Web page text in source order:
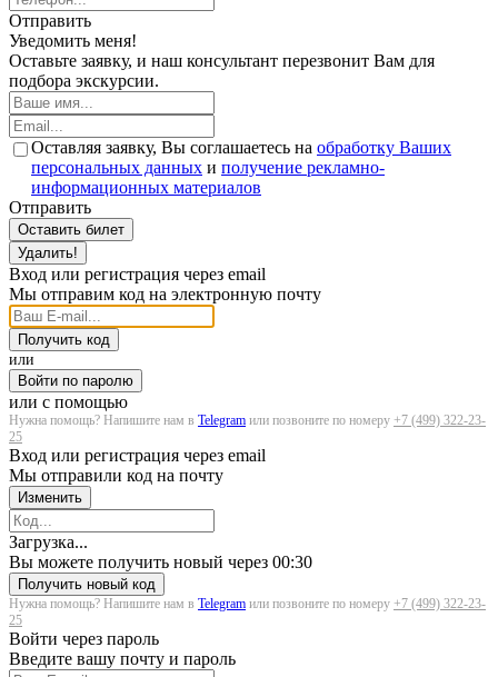
Отправить
Уведомить меня!
Оставьте заявку, и наш консультант перезвонит Вам для
подбора экскурсии.
Оставляя заявку, Вы соглашаетесь на обработку Ваших
персональных данных и получение рекламно-
информационных материалов
Отправить
Оставить билет
Удалить!
Вход или регистрация через email
Мы отправим код на электронную почту
Получить код
или
Войти по паролю
или с помощью
Нужна помощь? Напишите нам в Telegram или позвоните по номеру +7 (499) 322-23-
25
Вход или регистрация через email
Мы отправили код на почту
Изменить
Загрузка...
Вы можете получить новый через 00:30
Получить новый код
Нужна помощь? Напишите нам в Telegram или позвоните по номеру +7 (499) 322-23-
25
Войти через пароль
Введите вашу почту и пароль